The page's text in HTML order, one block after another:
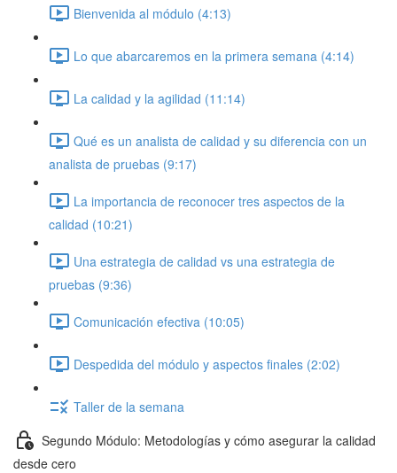
Bienvenida al módulo (4:13)
Lo que abarcaremos en la primera semana (4:14)
La calidad y la agilidad (11:14)
Qué es un analista de calidad y su diferencia con un
analista de pruebas (9:17)
La importancia de reconocer tres aspectos de la
calidad (10:21)
Una estrategia de calidad vs una estrategia de
pruebas (9:36)
Comunicación efectiva (10:05)
Despedida del módulo y aspectos finales (2:02)
Taller de la semana
Segundo Módulo: Metodologías y cómo asegurar la calidad
desde cero